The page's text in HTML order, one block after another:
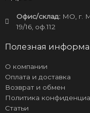
Офис/склад:МО, г.
19/16, оф.112
Полезная
О компании
Оплата и доставка
Возврат и обмен
Политика
Статьи